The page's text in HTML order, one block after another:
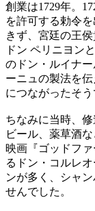
創業は1729年。
を許可する勅令
きず、宮廷の王
ドン ペリニヨン
のドン・ルイナ
ーニュの製法を
につながったそう
ちなみに当時、
ビール、薬草酒
映画『ゴッドフ
るドン・コルレ
ンが多く、シャ
せんでした。